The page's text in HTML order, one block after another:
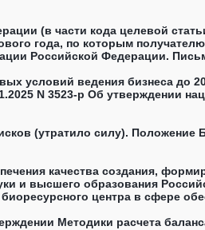
(в части кода целевой
года, по которым
Российской Федерации.
по бюджетным (денежным)
условий ведения бизнеса до
N 3523-р Об утверждении
(утратило силу). Положение
качества создания,
и высшего образования
центра в сфере
коллекций, Перечня полномочий
Методики расчета